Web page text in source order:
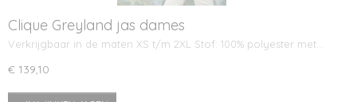
Clique Greyland jas dames
Verkrijgbaar in de maten XS t/m 2XL Stof: 100% polyester met…
€ 139,10